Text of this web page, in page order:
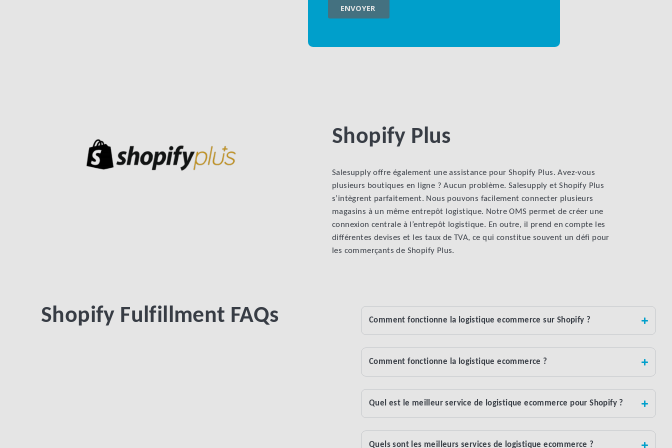
Shopify Plus
Salesupply offre également une assistance pour Shopify Plus. Avez-vous
plusieurs boutiques en ligne ? Aucun problème. Salesupply et Shopify Plus
s’intègrent parfaitement. Nous pouvons facilement connecter plusieurs
magasins à un même entrepôt logistique. Notre OMS permet de créer une
connexion centrale à l’entrepôt logistique. En outre, il prend en compte les
différentes devises et les taux de TVA, ce qui constitue souvent un défi pour
les commerçants de Shopify Plus.
Shopify Fulfillment FAQs Comment fonctionne la logistique ecommerce sur Shopify ?
Comment fonctionne la logistique ecommerce ?
Quel est le meilleur service de logistique ecommerce pour Shopify ?
Quels sont les meilleurs services de logistique ecommerce ?